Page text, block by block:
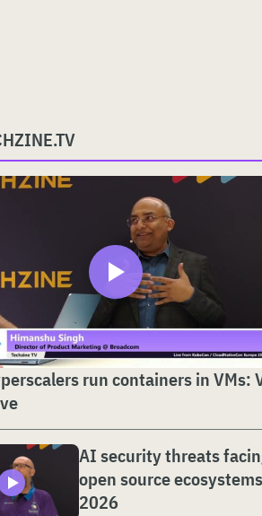
run containers in VMs:
AI security threats
open source
2026